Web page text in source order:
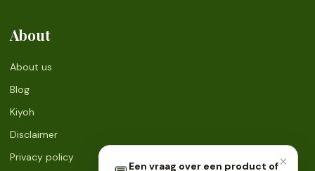
About
About us
Blog
Kiyoh
Disclaimer
Privacy policy
×
Een vraag over een product of